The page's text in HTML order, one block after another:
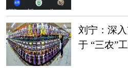
刘宁：深
于 “三农”